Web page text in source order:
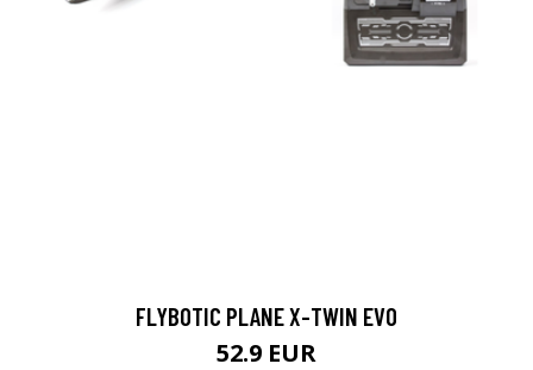
FLYBOTIC PLANE X-TWIN EVO
52.9 EUR